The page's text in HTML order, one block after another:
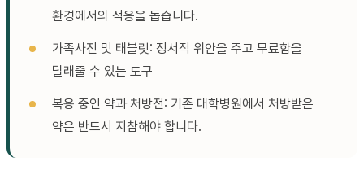
환경에서의 적응을 돕습니다.
가족사진 및 태블릿: 정서적 위안을 주고 무료함을
달래줄 수 있는 도구
복용 중인 약과 처방전: 기존 대학병원에서 처방받은
약은 반드시 지참해야 합니다.